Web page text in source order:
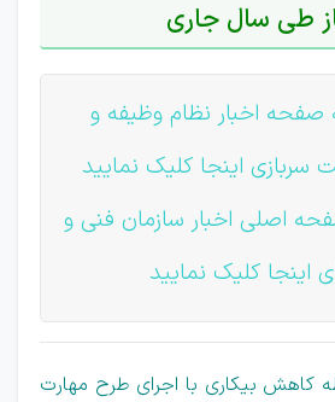
طی سال جاری
اخبار نظام وظیفه و
اینجا کلیک نمایید
اصلی اخبار سازمان فنی و
اینجا کلیک نمایید
تیر 98: رابطه کاهش بیکاری با اجرای طرح مهارت